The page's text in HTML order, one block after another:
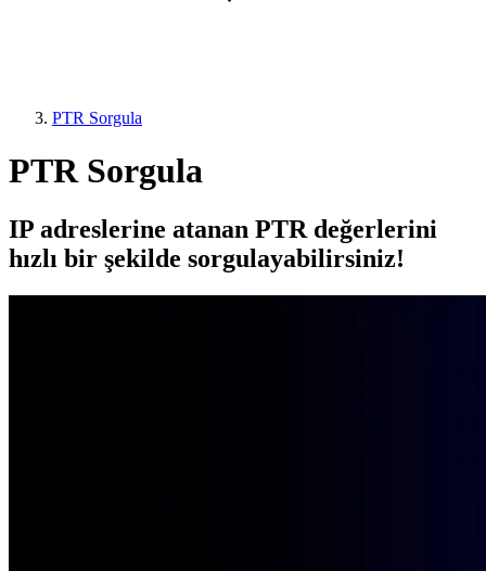
PTR Sorgula
PTR Sorgula
IP adreslerine atanan PTR değerlerini
hızlı bir şekilde sorgulayabilirsiniz!